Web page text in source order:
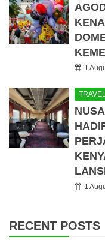
1
1
RECENT POSTS